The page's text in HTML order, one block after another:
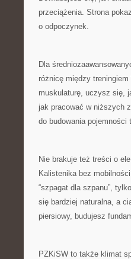
przeciążenia. Strona
o odpoczynek.
Dla
różnicę między
muskulaturę, uczysz się,
jak pracować w niższych
do budowania pojemności
Nie brakuje też treści o
Kalistenika bez
“szpagat dla szpanu”,
się bardziej naturalna, a
piersiowy, budujesz
PZKiSW to także klimat